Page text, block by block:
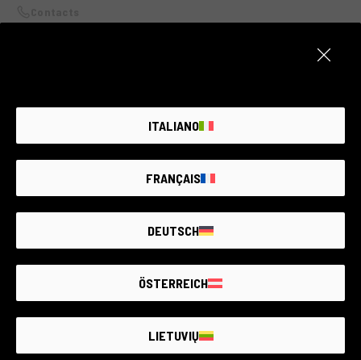
ITALIANO
FRANÇAIS
DEUTSCH
ÖSTERREICH
LIETUVIŲ